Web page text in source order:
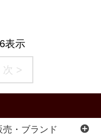
表示
次 >
・ブランド